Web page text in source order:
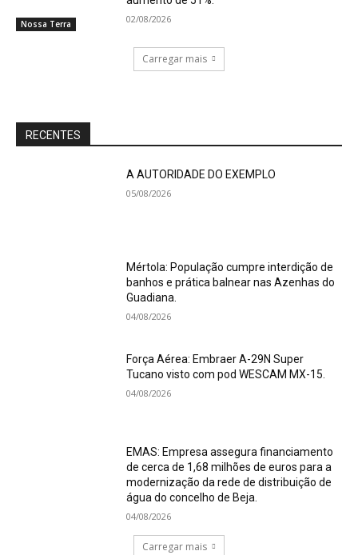
Nossa Terra 02/08/2026
Carregar mais
RECENTES
A AUTORIDADE DO EXEMPLO
05/08/2026
Mértola: População cumpre interdição de
banhos e prática balnear nas Azenhas do
Guadiana.
04/08/2026
Força Aérea: Embraer A-29N Super
Tucano visto com pod WESCAM MX-15.
04/08/2026
EMAS: Empresa assegura financiamento
de cerca de 1,68 milhões de euros para a
modernização da rede de distribuição de
água do concelho de Beja.
04/08/2026
Carregar mais